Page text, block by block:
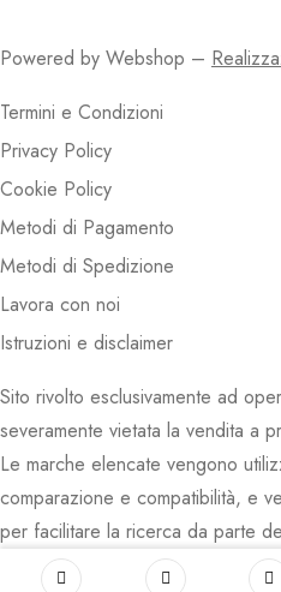
Powered by Webshop –
Termini e Condizioni
Privacy Policy
Cookie Policy
Metodi di Pagamento
Metodi di Spedizione
Lavora con noi
Istruzioni e disclaimer
Sito rivolto esclusivamente ad
severamente vietata la vendita a
Le marche elencate vengono
comparazione e compatibilità, e
per facilitare la ricerca da parte